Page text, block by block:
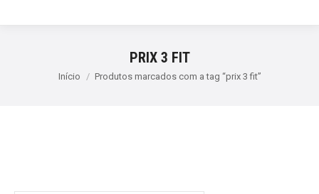
PRIX 3 FIT
Início Produtos marcados com a tag “prix 3 fit”